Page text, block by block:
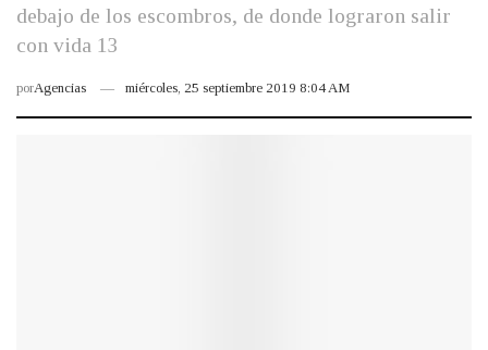
debajo de los escombros, de donde lograron salir
con vida 13
porAgencias miércoles, 25 septiembre 2019 8:04 AM